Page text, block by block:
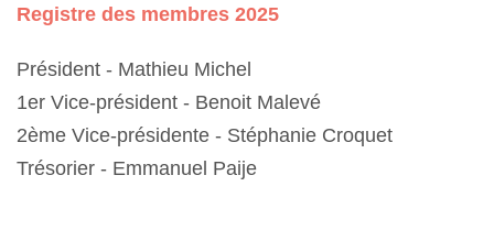
Registre des membres 2025
Président - Mathieu Michel
1er Vice-président - Benoit Malevé
2ème Vice-présidente - Stéphanie Croquet
Trésorier - Emmanuel Paije